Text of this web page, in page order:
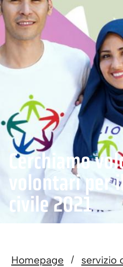
Cerchiamo
volontari per
civile 2021
Homepage / servizio